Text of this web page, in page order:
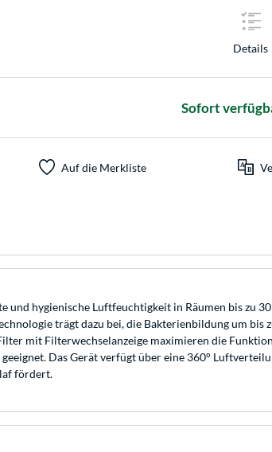
Details
Sofort
Auf die Merkliste
hygienische Luftfeuchtigkeit in Räumen bis zu 30
trägt dazu bei, die Bakterienbildung um bis
mit Filterwechselanzeige maximieren die
Das Gerät verfügt über eine 360°
fördert.